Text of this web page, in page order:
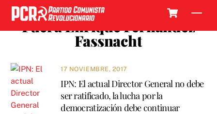
Skip
contentFuera Enrique Fernández
Fassnacht
17 NOVIEMBRE, 2017
IPN: El actual Director General no debe
ser ratificado, la lucha por la
democratización debe continuar